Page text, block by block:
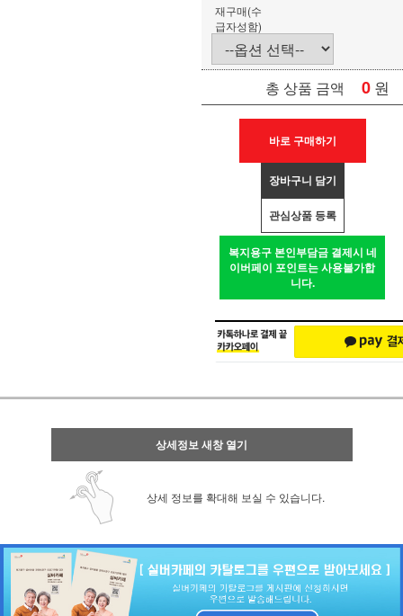
재구매(수
급자성함)
총 상품 금액 0 원
바로 구매하기
장바구니 담기
관심상품 등록
복지용구 본인부담금 결제시 네
이버페이 포인트는 사용불가합
니다.
상세정보 새창 열기
상세 정보를 확대해 보실 수 있습니다.